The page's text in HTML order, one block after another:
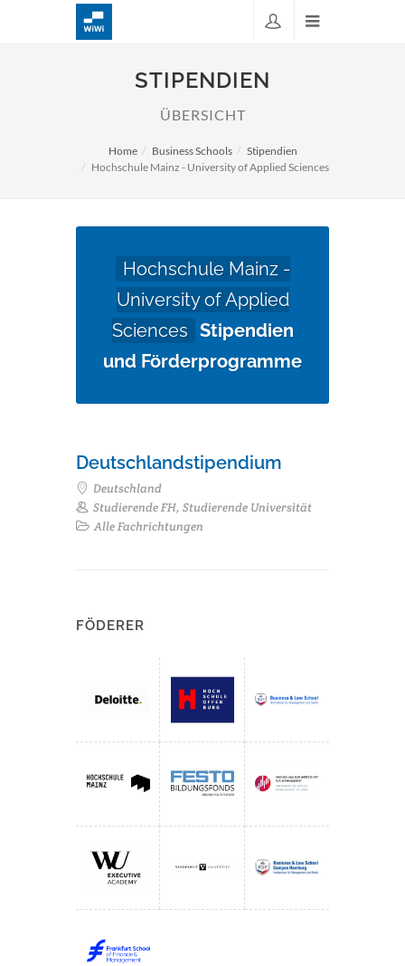
STIPENDIEN
ÜBERSICHT
Home Business Schools
Stipendien
Hochschule Mainz - University of Applied Sciences
Hochschule Mainz -
University of Applied
Sciences Stipendien
und Förderprogramme
Deutschlandstipendium
Deutschland
Studierende FH, Studierende Universität
Alle Fachrichtungen
FÖDERER